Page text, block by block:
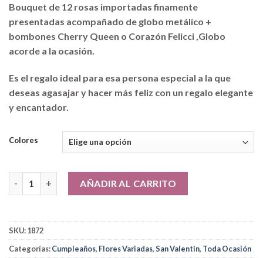
Bouquet de 12 rosas importadas finamente
presentadas acompañado de globo metálico +
bombones Cherry Queen o Corazón Felicci ,Globo
acorde a la ocasión.
Es el regalo ideal para esa persona especial a la que
deseas agasajar y hacer más feliz con un regalo elegante
y encantador.
Colores
Bouquet de 12 Rosas importadas +Globo metálico + Bombones
AÑADIR AL CARRITO
SKU:1872
Categorías:Cumpleaños, Flores Variadas,San Valentin, Toda Ocasión